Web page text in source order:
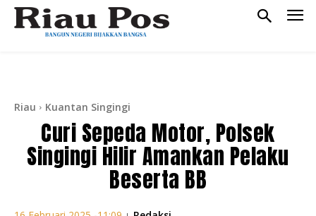
Riau Kuantan Singingi
Curi Sepeda Motor, Polsek
Singingi Hilir Amankan Pelaku
Beserta BB